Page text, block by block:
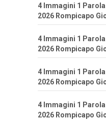
4 Immagini 1
2026 Rompicapo
4 Immagini 1
2026 Rompicapo
4 Immagini 1
2026 Rompicapo
4 Immagini 1
2026 Rompicapo